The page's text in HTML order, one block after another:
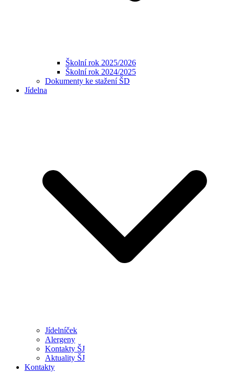
Školní rok 2025/2026
Školní rok 2024/2025
Dokumenty ke stažení ŠD
Jídelna
Jídelníček
Alergeny
Kontakty ŠJ
Aktuality ŠJ
Kontakty